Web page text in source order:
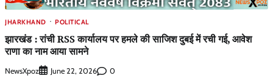
JHARKHAND POLITICAL
झारखंड : रांची RSS कार्यालय पर हमले की साजिश दुबई में रची गई, आवेश
राणा का नाम आया सामने
NewsXpoz June 22, 2026 0